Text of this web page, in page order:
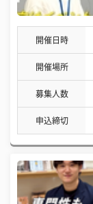
開催日時
開催場所
募集人数
申込締切